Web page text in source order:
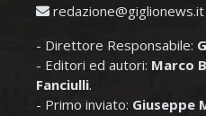
redazione@giglionews.it
- Direttore Responsabile:
- Editori ed autori: Marco
Fanciulli.
- Primo inviato: Giuseppe